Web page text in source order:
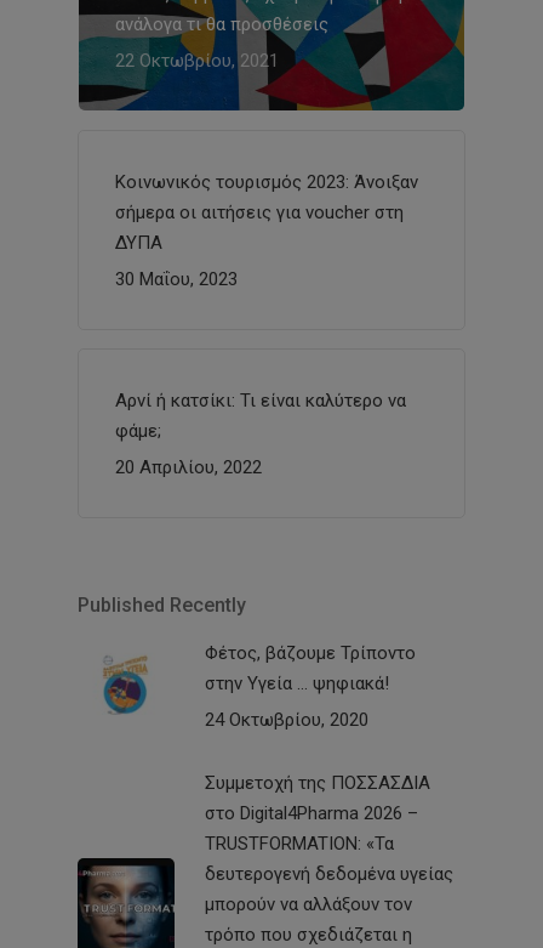
ανάλογα τι θα προσθέσεις
22 Οκτωβρίου, 2021
Κοινωνικός τουρισμός 2023: Άνοιξαν
σήμερα οι αιτήσεις για voucher στη
ΔΥΠΑ
30 Μαΐου, 2023
Αρνί ή κατσίκι: Τι είναι καλύτερο να
φάμε;
20 Απριλίου, 2022
Published Recently
Φέτος, βάζουμε Τρίποντο
στην Υγεία … ψηφιακά!
24 Οκτωβρίου, 2020
Συμμετοχή της ΠΟΣΣΑΣΔΙΑ
στο Digital4Pharma 2026 –
TRUSTFORMATION: «Τα
δευτερογενή δεδομένα υγείας
μπορούν να αλλάξουν τον
τρόπο που σχεδιάζεται η